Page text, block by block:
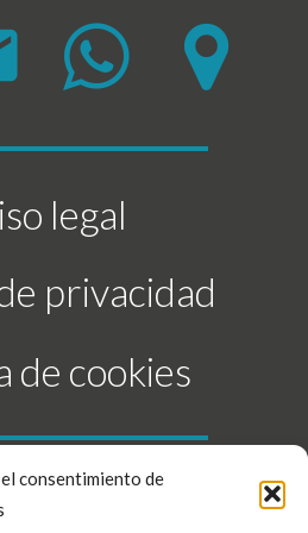
consentimiento de
legal
de cookies
privacidad